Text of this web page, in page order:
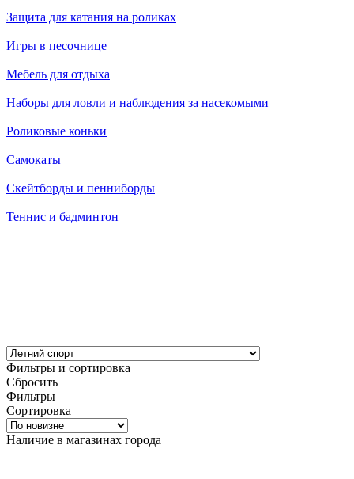
Защита для катания на роликах
Игры в песочнице
Мебель для отдыха
Наборы для ловли и наблюдения за насекомыми
Роликовые коньки
Самокаты
Скейтборды и пенниборды
Теннис и бадминтон
Фильтры и сортировка
Сбросить
Фильтры
Сортировка
Наличие в магазинах города